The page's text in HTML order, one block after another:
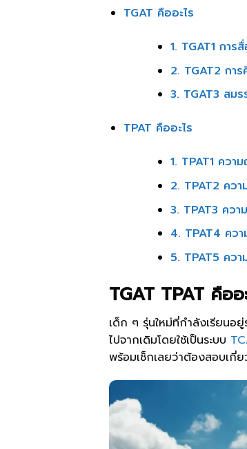
TGAT คืออะไร
1. TGAT1 การ
2. TGAT2 กา
3. TGAT3 สมร
TPAT คืออะไร
1. TPAT1 ควา
2. TPAT2 คว
3. TPAT3 ควา
4. TPAT4 คว
5. TPAT5 คว
TGAT TPAT คือ
เด็ก ๆ รุ่นใหม่ที่กำลังเรียนอ
ไปจากเดิมโดยใช้เป็นระบบ
พร้อมเช็กเลยว่าต้องสอบเกี่ย